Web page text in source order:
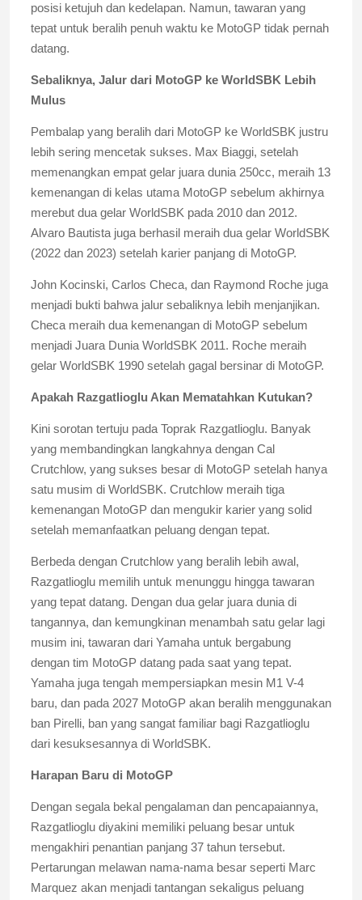
posisi ketujuh dan kedelapan. Namun, tawaran yang
tepat untuk beralih penuh waktu ke MotoGP tidak pernah
datang.
Sebaliknya, Jalur dari MotoGP ke WorldSBK Lebih
Mulus
Pembalap yang beralih dari MotoGP ke WorldSBK justru
lebih sering mencetak sukses. Max Biaggi, setelah
memenangkan empat gelar juara dunia 250cc, meraih 13
kemenangan di kelas utama MotoGP sebelum akhirnya
merebut dua gelar WorldSBK pada 2010 dan 2012.
Alvaro Bautista juga berhasil meraih dua gelar WorldSBK
(2022 dan 2023) setelah karier panjang di MotoGP.
John Kocinski, Carlos Checa, dan Raymond Roche juga
menjadi bukti bahwa jalur sebaliknya lebih menjanjikan.
Checa meraih dua kemenangan di MotoGP sebelum
menjadi Juara Dunia WorldSBK 2011. Roche meraih
gelar WorldSBK 1990 setelah gagal bersinar di MotoGP.
Apakah Razgatlioglu Akan Mematahkan Kutukan?
Kini sorotan tertuju pada Toprak Razgatlioglu. Banyak
yang membandingkan langkahnya dengan Cal
Crutchlow, yang sukses besar di MotoGP setelah hanya
satu musim di WorldSBK. Crutchlow meraih tiga
kemenangan MotoGP dan mengukir karier yang solid
setelah memanfaatkan peluang dengan tepat.
Berbeda dengan Crutchlow yang beralih lebih awal,
Razgatlioglu memilih untuk menunggu hingga tawaran
yang tepat datang. Dengan dua gelar juara dunia di
tangannya, dan kemungkinan menambah satu gelar lagi
musim ini, tawaran dari Yamaha untuk bergabung
dengan tim MotoGP datang pada saat yang tepat.
Yamaha juga tengah mempersiapkan mesin M1 V-4
baru, dan pada 2027 MotoGP akan beralih menggunakan
ban Pirelli, ban yang sangat familiar bagi Razgatlioglu
dari kesuksesannya di WorldSBK.
Harapan Baru di MotoGP
Dengan segala bekal pengalaman dan pencapaiannya,
Razgatlioglu diyakini memiliki peluang besar untuk
mengakhiri penantian panjang 37 tahun tersebut.
Pertarungan melawan nama-nama besar seperti Marc
Marquez akan menjadi tantangan sekaligus peluang